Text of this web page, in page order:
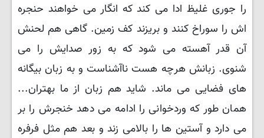
را جوری غلیظ ادا می کند که انگار می خواهند حنجره
اش را سوراخ کنند و بریزند کف زمین. گاهی هم لحنش
آن قدر آهسته می شود که به زور صدایش را می
شنوی. زبانش هرچه هست ناآشناست و به زبان بیگانه
های فضایی می ماند. شاید هم زبان از ما بهتران...
همان طور که وردخوانی را ادامه می دهد خنجرش را بر
می دارد و آستین ها را بالامی زند و بعد هم مثل فرفره